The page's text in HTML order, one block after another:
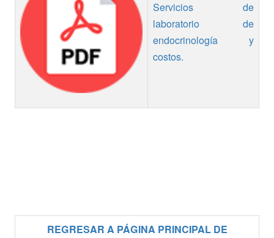
Servicios de
laboratorio de
endocrinología y
costos.
REGRESAR A PÁGINA PRINCIPAL DE